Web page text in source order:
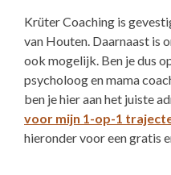
Krüter Coaching is
van Houten. Daarnaast is
ook mogelijk. Ben je dus
psycholoog en mama
ben je hier aan het juiste
voor mijn 1-op-1
hieronder voor een gratis